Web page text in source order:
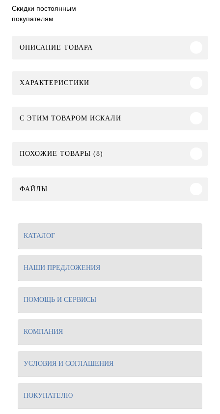
Скидки постоянным
покупателям
ОПИСАНИЕ ТОВАРА
ХАРАКТЕРИСТИКИ
C ЭТИМ ТОВАРОМ ИСКАЛИ
ПОХОЖИЕ ТОВАРЫ (8)
ФАЙЛЫ
КАТАЛОГ
НАШИ ПРЕДЛОЖЕНИЯ
ПОМОЩЬ И СЕРВИСЫ
КОМПАНИЯ
УСЛОВИЯ И СОГЛАШЕНИЯ
ПОКУПАТЕЛЮ